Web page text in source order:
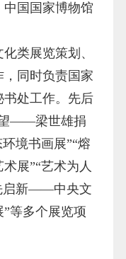
国国家博物馆
类展览策划、
，同时负责国家
处工作。 先后
——梁世雄捐
境书画展”“熔
展”“艺术为人
启新——中央文
等多个展览项